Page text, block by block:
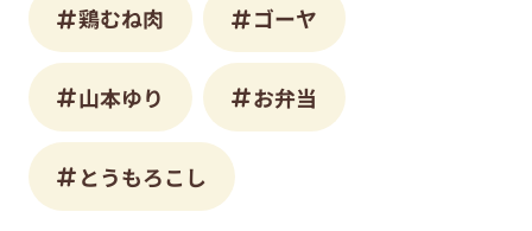
鶏むね肉 ゴーヤ
山本ゆり お弁当
とうもろこし